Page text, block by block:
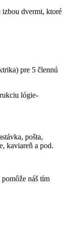
izbou dvermi, ktoré
pre 5 člennú
lógie-
pošta,
kaviareň a pod.
náš tím